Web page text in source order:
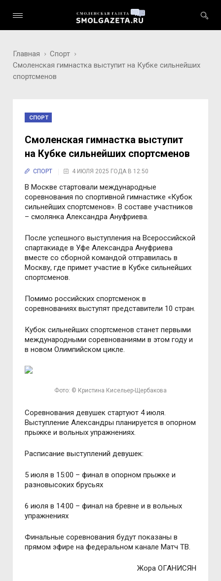
Главная
Спорт
Смоленская гимнастка выступит на Кубке сильнейших
спортсменов
СПОРТ
Смоленская гимнастка выступит
на Кубке сильнейших спортсменов
СПОРТ 4 ИЮЛЯ 2025 ГОДА В 12:50
В Москве стартовали международные
соревнования по спортивной гимнастике «Кубок
сильнейших спортсменов». В составе участников
– смолянка Александра Ануфриева.
После успешного выступления на Всероссийской
спартакиаде в Уфе Александра Ануфриева
вместе со сборной командой отправилась в
Москву, где примет участие в Кубке сильнейших
спортсменов.
Помимо российских спортсменок в
соревнованиях выступят представители 10 стран.
Кубок сильнейших спортсменов станет первыми
международными соревнованиями в этом году и
в новом Олимпийском цикле.
Фото: © Кристина Кисельер-Щербакова
Соревнования девушек стартуют 4 июля.
Выступление Александры планируется в опорном
прыжке и вольных упражнениях.
Расписание выступлений девушек:
5 июля в 15:00 – финал в опорном прыжке и
разновысоких брусьях
6 июля в 14:00 – финал на бревне и в вольных
упражнениях
Финальные соревнования будут показаны в
прямом эфире на федеральном канале Матч ТВ.
Жора ОГАНИСЯН